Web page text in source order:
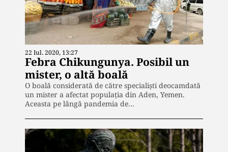
22 Iul. 2020, 13:27
Febra Chikungunya. Posibil un
mister, o altă boală
O boală considerată de către specialiști deocamdată
un mister a afectat populația din Aden, Yemen.
Aceasta pe lângă pandemia de…